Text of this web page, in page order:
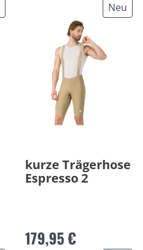
Neu
kurze Trägerhose
Espresso 2
179,95 €